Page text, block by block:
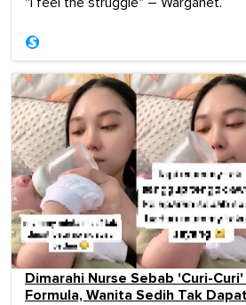
Dimarahi Nurse Sebab 'Curi-
Formula, Wanita Sedih Tak